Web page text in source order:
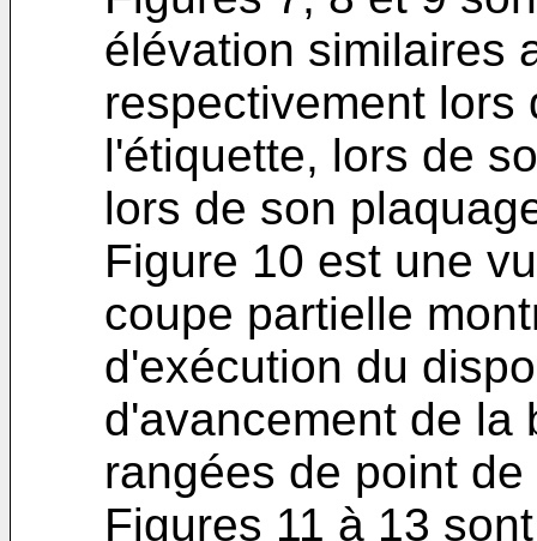
élévation similaires
respectivement lors
l'étiquette, lors de
lors de son
Figure 10 est une
coupe partielle
d'exécution du
d'avancement de la
rangées de point
Figures 11 à 13